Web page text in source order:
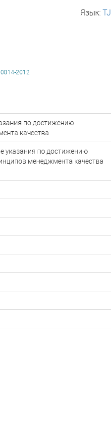
Язык: TJ
2012
по достижению
качества
указания по достижению
менеджмента качества